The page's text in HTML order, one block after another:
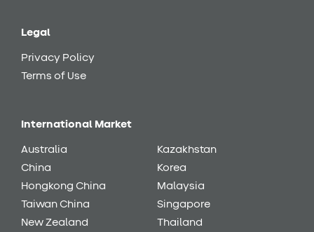
Legal
Privacy Policy
Terms of Use
International Market
Australia
China
Hongkong China
Taiwan China
New Zealand
Kazakhstan
Korea
Malaysia
Singapore
Thailand